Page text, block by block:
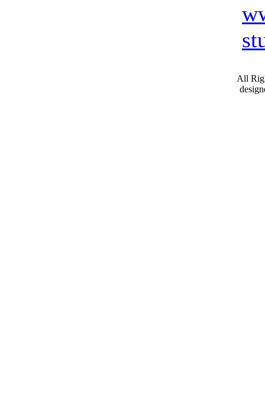
All